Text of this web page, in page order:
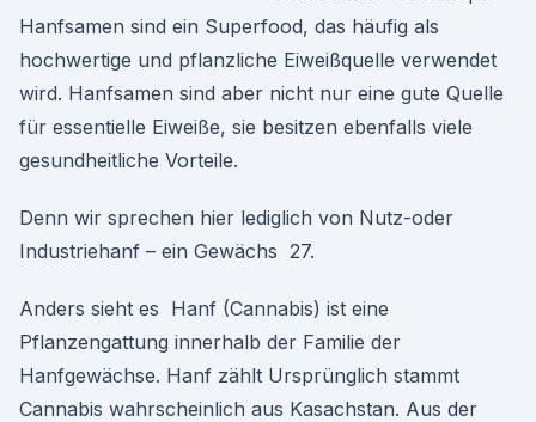
Hanfsamen sind ein Superfood, das häufig als
hochwertige und pflanzliche Eiweißquelle verwendet
wird. Hanfsamen sind aber nicht nur eine gute Quelle
für essentielle Eiweiße, sie besitzen ebenfalls viele
gesundheitliche Vorteile.
Denn wir sprechen hier lediglich von Nutz-oder
Industriehanf – ein Gewächs 27.
Anders sieht es Hanf (Cannabis) ist eine
Pflanzengattung innerhalb der Familie der
Hanfgewächse. Hanf zählt Ursprünglich stammt
Cannabis wahrscheinlich aus Kasachstan. Aus der